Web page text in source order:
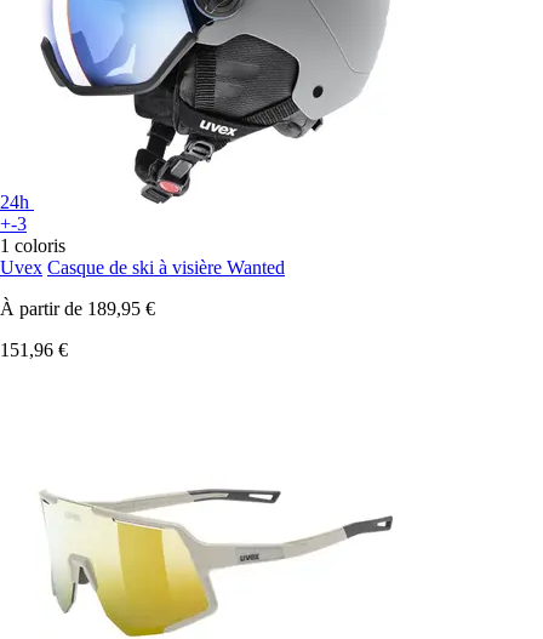
24h
+-3
1 coloris
Uvex Casque de ski à visière Wanted
À partir de 189,95 €
151,96 €